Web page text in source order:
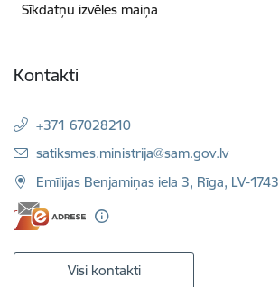
Sīkdatņu izvēles maiņa
Kontakti
+371 67028210
E-pasts:
satiksmes.ministrija@sam.gov.lv
Emīlijas Benjamiņas iela 3, Rīga, LV-1743
Visi kontakti